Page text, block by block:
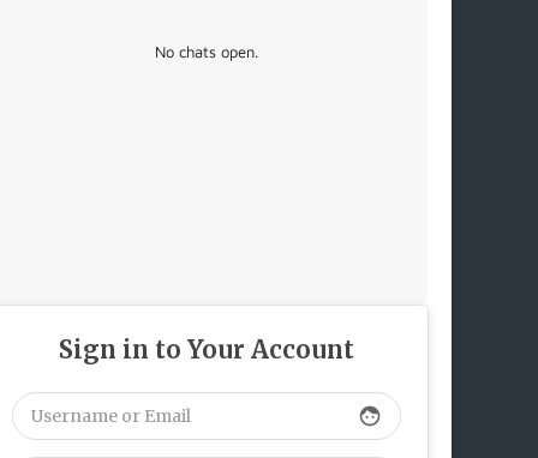
No chats open.
Sign in to Your Account
face